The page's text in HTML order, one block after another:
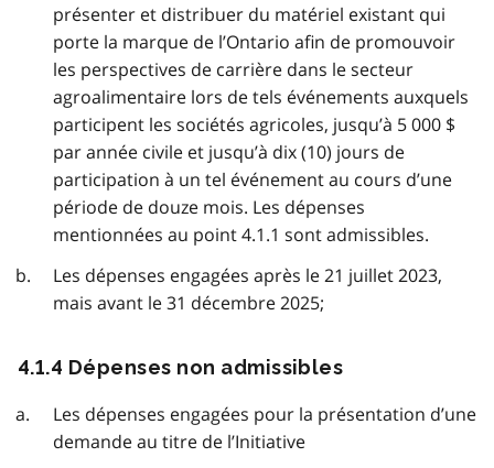
présenter et distribuer du matériel existant qui
porte la marque de l’Ontario afin de promouvoir
les perspectives de carrière dans le secteur
agroalimentaire lors de tels événements auxquels
participent les sociétés agricoles, jusqu’à 5 000 $
par année civile et jusqu’à dix (10) jours de
participation à un tel événement au cours d’une
période de douze mois. Les dépenses
mentionnées au point 4.1.1 sont admissibles.
Les dépenses engagées après le 21 juillet 2023,
mais avant le 31 décembre 2025;
4.1.4 Dépenses non admissibles
Les dépenses engagées pour la présentation d’une
demande au titre de l’Initiative